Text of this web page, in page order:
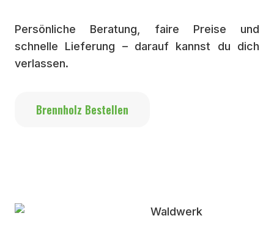
Persönliche Beratung, faire Preise und
schnelle Lieferung – darauf kannst du dich
verlassen.
Brennholz Bestellen